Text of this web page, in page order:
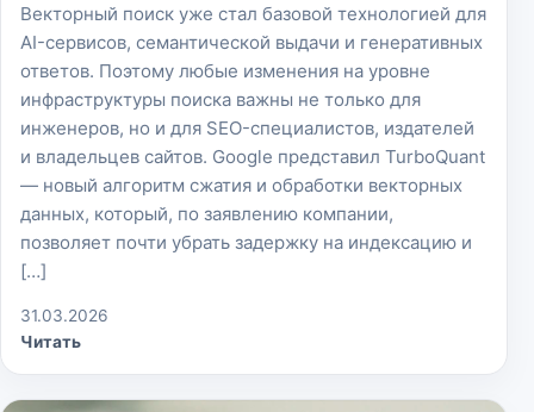
Векторный поиск уже стал базовой технологией для
AI-сервисов, семантической выдачи и генеративных
ответов. Поэтому любые изменения на уровне
инфраструктуры поиска важны не только для
инженеров, но и для SEO-специалистов, издателей
и владельцев сайтов. Google представил TurboQuant
— новый алгоритм сжатия и обработки векторных
данных, который, по заявлению компании,
позволяет почти убрать задержку на индексацию и
[…]
31.03.2026
Читать